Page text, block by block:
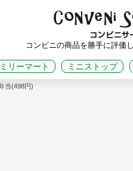
コンビニの商品を勝手に評価
リーマート ミニストップ
当(498円)